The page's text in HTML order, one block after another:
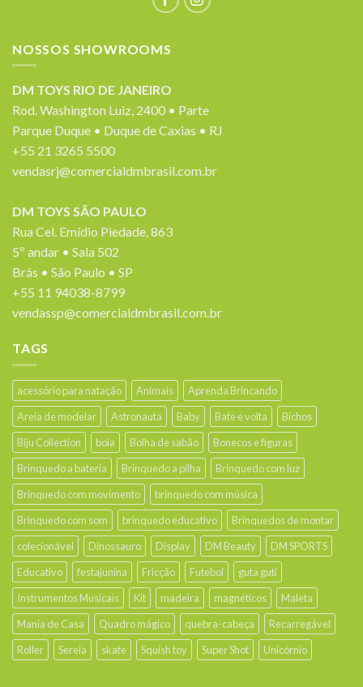
NOSSOS SHOWROOMS
DM TOYS RIO DE JANEIRO
Rod. Washington Luiz, 2400 • Parte
Parque Duque • Duque de Caxias • RJ
+55 21 3265 5500
vendasrj@comercialdmbrasil.com.br
DM TOYS SÃO PAULO
Rua Cel. Emídio Piedade, 863
5º andar • Sala 502
Brás • São Paulo • SP
+55 11 94038-8799
vendassp@comercialdmbrasil.com.br
TAGS
acessório para natação Animais
Aprenda Brincando
Areia de modelar
Astronauta Baby Bate e volta
Bichos
Biju Collection
boia Bolha de sabão
Bonecos e figuras
Brinquedo a bateria
Brinquedo a pilha
Brinquedo com luz
Brinquedo com movimento
brinquedo com música
Brinquedo com som
brinquedo educativo
Brinquedos de montar
colecionável
Dinossauro Display DM Beauty
DM SPORTS
Educativo
festajunina Fricção Futebol
guta guti
Instrumentos Musicais
Kit madeira magnéticos
Maleta
Mania de Casa
Quadro mágico quebra-cabeça
Recarregável
Roller
Sereia skate Squish toy Super Shot Unicórnio